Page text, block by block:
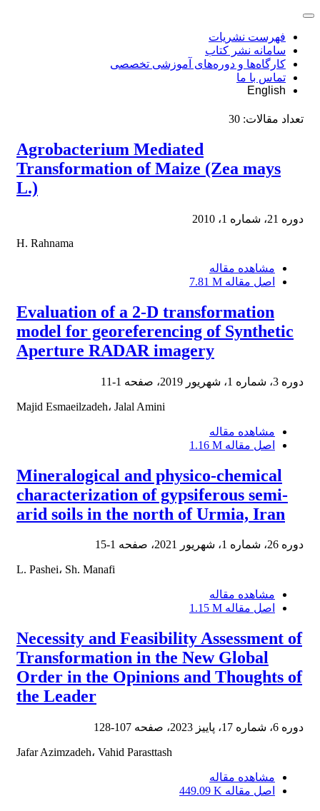
فهرست نشریات
سامانه نشر کتاب
کارگاه‌ها و دوره‌های آموزشی تخصصی
تماس با ما
English
تعداد مقالات: 30
Agrobacterium Mediated
Transformation of Maize (Zea mays
L.)
دوره 21، شماره 1، 2010
H. Rahnama
مشاهده مقاله
اصل مقاله 7.81 M
Evaluation of a 2-D transformation
model for georeferencing of Synthetic
Aperture RADAR imagery
دوره 3، شماره 1، شهریور 2019، صفحه 1-11
Majid Esmaeilzadeh، Jalal Amini
مشاهده مقاله
اصل مقاله 1.16 M
Mineralogical and physico-chemical
characterization of gypsiferous semi-
arid soils in the north of Urmia, Iran
دوره 26، شماره 1، شهریور 2021، صفحه 1-15
L. Pashei، Sh. Manafi
مشاهده مقاله
اصل مقاله 1.15 M
Necessity and Feasibility Assessment of
Transformation in the New Global
Order in the Opinions and Thoughts of
the Leader
دوره 6، شماره 17، پاییز 2023، صفحه 107-128
Jafar Azimzadeh، Vahid Parasttash
مشاهده مقاله
اصل مقاله 449.09 K